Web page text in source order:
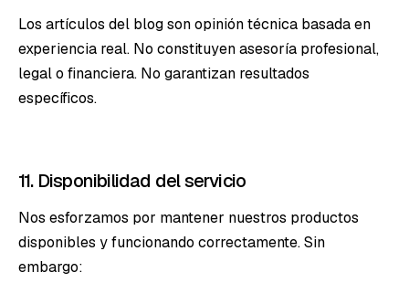
Los artículos del blog son opinión técnica basada en
experiencia real. No constituyen asesoría profesional,
legal o financiera. No garantizan resultados
específicos.
11. Disponibilidad del servicio
Nos esforzamos por mantener nuestros productos
disponibles y funcionando correctamente. Sin
embargo: